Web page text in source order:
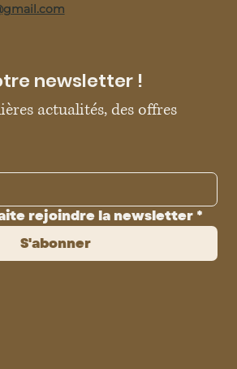
newsletter !
actualités, des offres
rejoindre la newsletter *
S'abonner